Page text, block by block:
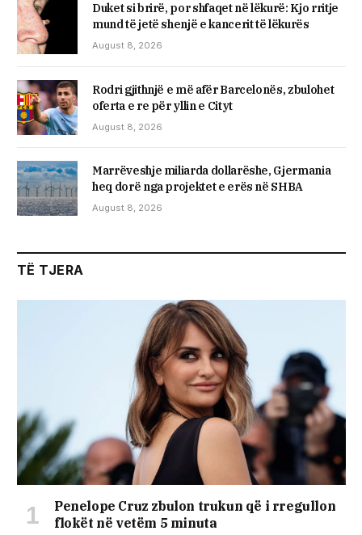
Duket si brirë, por shfaqet në lëkurë: Kjo rritje
mund të jetë shenjë e kancerit të lëkurës
August 8, 2026
Rodri gjithnjë e më afër Barcelonës, zbulohet
oferta e re për yllin e Cityt
August 8, 2026
Marrëveshje miliarda dollarëshe, Gjermania
heq dorë nga projektet e erës në SHBA
August 8, 2026
TË TJERA
Penelope Cruz zbulon trukun që i rregullon
flokët në vetëm 5 minuta